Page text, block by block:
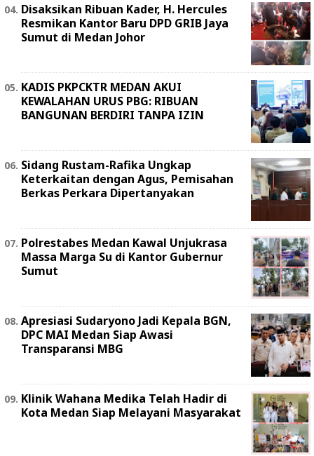
Disaksikan Ribuan Kader, H. Hercules
Resmikan Kantor Baru DPD GRIB Jaya
Sumut di Medan Johor
KADIS PKPCKTR MEDAN AKUI
KEWALAHAN URUS PBG: RIBUAN
BANGUNAN BERDIRI TANPA IZIN
Sidang Rustam-Rafika Ungkap
Keterkaitan dengan Agus, Pemisahan
Berkas Perkara Dipertanyakan
Polrestabes Medan Kawal Unjukrasa
Massa Marga Su di Kantor Gubernur
Sumut
Apresiasi Sudaryono Jadi Kepala BGN,
DPC MAI Medan Siap Awasi
Transparansi MBG
Klinik Wahana Medika Telah Hadir di
Kota Medan Siap Melayani Masyarakat